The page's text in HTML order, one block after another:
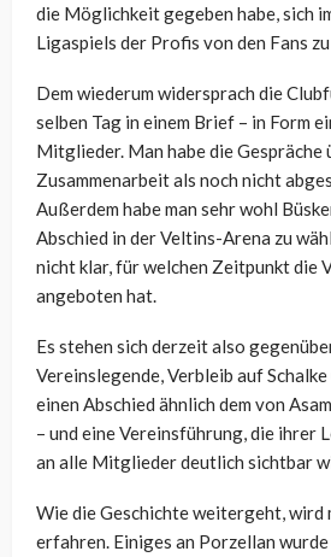
die Möglichkeit gegeben habe, sich
Ligaspiels der Profis von den Fans
Dem wiederum widersprach die
selben Tag in einem Brief – in Form
Mitglieder. Man habe die Gespräche
Zusammenarbeit als noch nicht
Außerdem habe man sehr wohl
Abschied in der Veltins-Arena zu
nicht klar, für welchen Zeitpunkt die
angeboten hat.
Es stehen sich derzeit also
Vereinslegende, Verbleib auf
einen Abschied ähnlich dem von
– und eine Vereinsführung, die ihrer
an alle Mitglieder deutlich sichtbar
Wie die Geschichte weitergeht, wird
erfahren. Einiges an Porzellan